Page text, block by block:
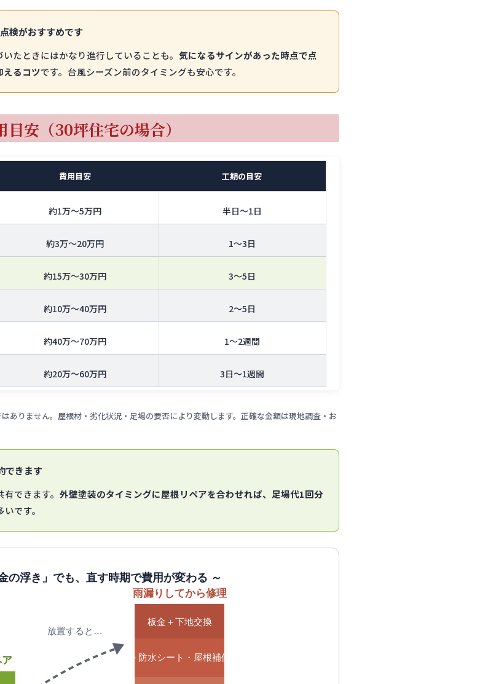
検がおすすめです
たときにはかなり進行していることも。 気になるサインがあった時点で点
えるコツです。台風シーズン前のタイミングも安心です。
安（30坪住宅の場合）
費用目安 工期の目安
約1万〜5万円 半日〜1日
約3万〜20万円 1〜3日
約15万〜30万円 3〜5日
約10万〜40万円 2〜5日
約40万〜70万円 1〜2週間
約20万〜60万円 3日〜1週間
ありません。屋根材・劣化状況・足場の要否により変動します。正確な金額は現地調査・お
できます
できます。 外壁塗装のタイミングに屋根リペアを合わせれば、足場代1回分
です。
の浮き」でも、直す時期で費用が変わる ～
雨漏りしてから修理
板金＋下地交換
＋防水シート・屋根補修
放置すると…